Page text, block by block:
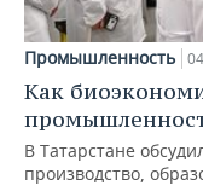
Промышленность
Как
В Татарстане
производство,